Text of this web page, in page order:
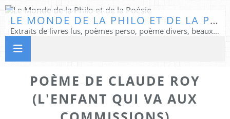
LE MONDE DE LA PHILO ET DE LA POÉSIE
Extraits de livres lus, poèmes perso, poème divers, beaux textes...
POÈME DE CLAUDE ROY
(L'ENFANT QUI VA AUX